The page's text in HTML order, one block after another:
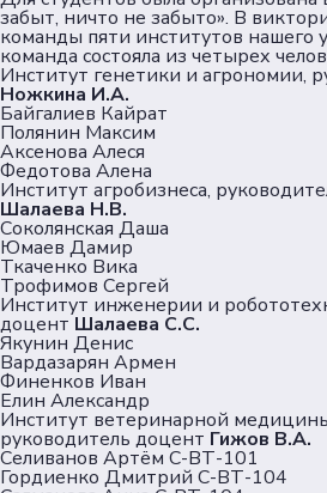
забыт, ничто не забыто». В
команды пяти институтов нашего
команда состояла из четырех
Институт генетики и агрономии,
Ножкина И.А.
Байгалиев Кайрат
Полянин Максим
Аксенова Алеся
Федотова Алена
Институт агробизнеса,
Шалаева Н.В.
Соколянская Даша
Юмаев Дамир
Ткаченко Вика
Трофимов Сергей
Институт инженерии и
доцент Шалаева С.С.
Якунин Денис
Вардазарян Армен
Финенков Иван
Елин Александр
Институт ветеринарной
руководитель доцент Гижов В.А.
Селиванов Артём С-ВТ-101
Гордиенко Дмитрий С-ВТ-104